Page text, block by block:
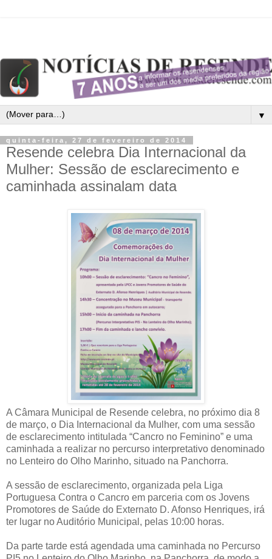
▼
quinta-feira, 27 de fevereiro de 2014
Resende celebra Dia Internacional da
Mulher: Sessão de esclarecimento e
caminhada assinalam data
A Câmara Municipal de Resende celebra, no próximo dia 8
de março, o Dia Internacional da Mulher, com uma sessão
de esclarecimento intitulada “Cancro no Feminino” e uma
caminhada a realizar no percurso interpretativo denominado
no Lenteiro do Olho Marinho, situado na Panchorra.
A sessão de esclarecimento, organizada pela Liga
Portuguesa Contra o Cancro em parceria com os Jovens
Promotores de Saúde do Externato D. Afonso Henriques, irá
ter lugar no Auditório Municipal, pelas 10:00 horas.
Da parte tarde está agendada uma caminhada no Percurso